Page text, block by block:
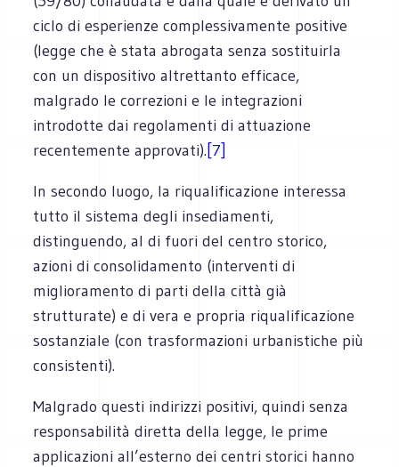
ciclo di esperienze complessivamente positive
(legge che è stata abrogata senza sostituirla
con un dispositivo altrettanto efficace,
malgrado le correzioni e le integrazioni
introdotte dai regolamenti di attuazione
recentemente approvati).[7]
In secondo luogo, la riqualificazione interessa
tutto il sistema degli insediamenti,
distinguendo, al di fuori del centro storico,
azioni di consolidamento (interventi di
miglioramento di parti della città già
strutturate) e di vera e propria riqualificazione
sostanziale (con trasformazioni urbanistiche più
consistenti).
Malgrado questi indirizzi positivi, quindi senza
responsabilità diretta della legge, le prime
applicazioni all’esterno dei centri storici hanno